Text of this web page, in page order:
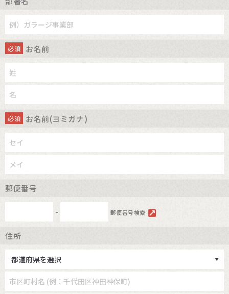
必須 お名前
必須 お名前(ヨミガナ)
郵便番号
- 郵便番号検索
住所